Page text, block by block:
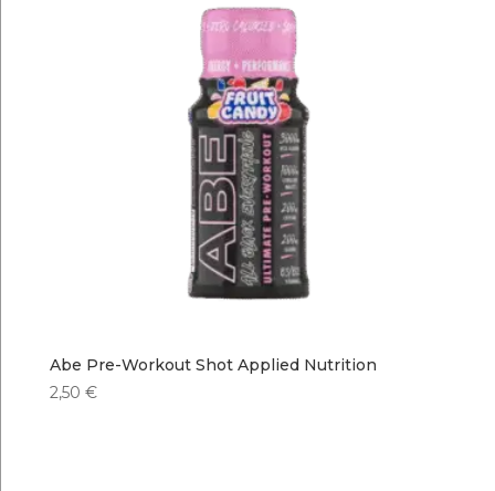
Abe Pre-Workout Shot Applied Nutrition
2,50 €